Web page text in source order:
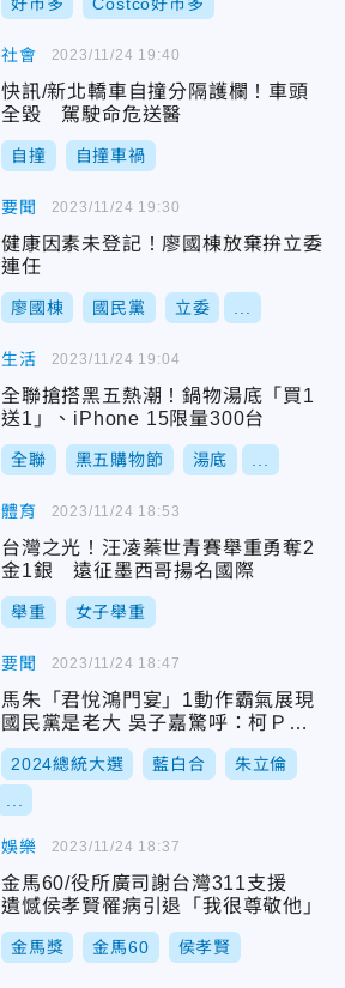
社會
快訊/新北轎車自撞分隔護欄！車頭
全毀 駕駛命危送醫
自撞 自撞車禍
2023/11/24 19:40
要聞
健康因素未登記！廖國棟放棄拚立委
連任
廖國棟 國民黨 立委
2023/11/24 19:30
生活
全聯搶搭黑五熱潮！鍋物湯底「買1
送1」、iPhone 15限量300台
全聯 黑五購物節 湯底
2023/11/24 19:04
體育
台灣之光！汪凌蓁世青賽舉重勇奪2
金1銀 遠征墨西哥揚名國際
舉重 女子舉重
2023/11/24 18:53
要聞
馬朱「君悅鴻門宴」1動作霸氣展現
國民黨是老大 吳子嘉驚呼：柯Ｐ情
何以堪
2024總統大選 藍白合 朱立倫
2023/11/24 18:47
娛樂
金馬60/役所廣司謝台灣311支援
遺憾侯孝賢罹病引退「我很尊敬他」
金馬獎 金馬60 侯孝賢
2023/11/24 18:37